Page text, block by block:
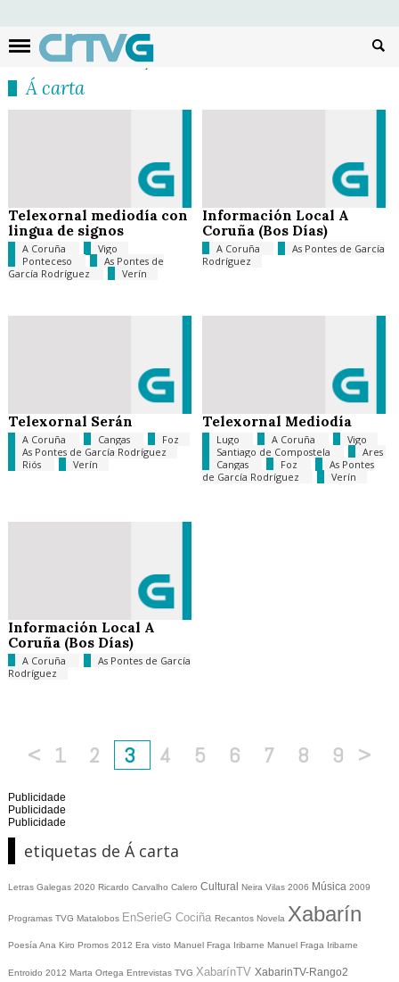
Á carta
Telexornal mediodía con
lingua de signos
A Coruña
Vigo
Ponteceso
As Pontes de
García Rodríguez
Verín
Información Local A
Coruña (Bos Días)
A Coruña
As Pontes de García
Rodríguez
Telexornal Serán
A Coruña Cangas
Foz
As Pontes de García Rodríguez
Riós
Verín
Telexornal Mediodía
Lugo A Coruña
Vigo
Santiago de Compostela
Ares
Cangas
Foz
As Pontes
de García Rodríguez
Verín
Información Local A
Coruña (Bos Días)
A Coruña
As Pontes de García
Rodríguez
< 1 2 3 4 5 6 7 8 9 >
Publicidade
Publicidade
Publicidade
etiquetas de Á carta
Letras Galegas 2020 Ricardo Carvalho Calero Cultural Neira Vilas 2006 Música 2009
Programas TVG Matalobos EnSerieG Cociña Recantos Novela Xabarín
Poesía Ana Kiro Promos 2012 Era visto Manuel Fraga Iribarne Manuel Fraga Iribarne
Entroido 2012 Marta Ortega Entrevistas TVG XabarínTV XabarinTV-Rango2